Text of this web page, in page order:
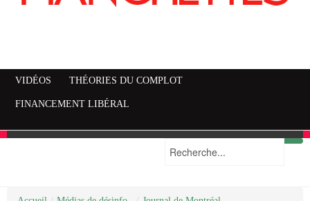
VIDÉOS THÉORIES DU COMPLOT
FINANCEMENT LIBÉRAL